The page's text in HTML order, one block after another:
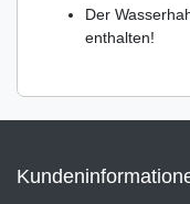
Der
enthalten!